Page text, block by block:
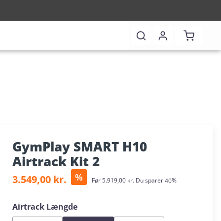
GymPlay SMART H10
Airtrack Kit 2
Sale price:
3.549,00 kr. % Før Regular price:
5.919,00 kr.Du sparer40%
Select
Airtrack Længde